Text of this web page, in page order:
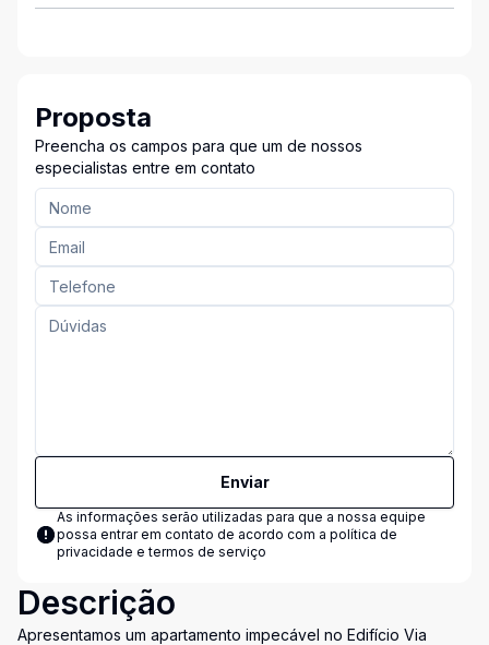
Proposta
Preencha os campos para que um de nossos
especialistas entre em contato
Enviar
As informações serão utilizadas para que a nossa equipe
possa entrar em contato de acordo com a política de
privacidade e termos de serviço
Descrição
Apresentamos um apartamento impecável no Edifício Via